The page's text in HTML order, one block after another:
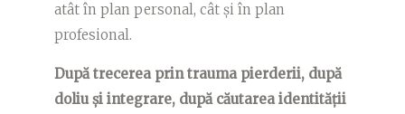
atât în plan personal, cât și în plan
profesional.
După trecerea prin trauma pierderii, după
doliu și integrare, după căutarea identității